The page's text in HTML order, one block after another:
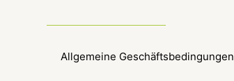
Allgemeine Geschäftsbedingungen